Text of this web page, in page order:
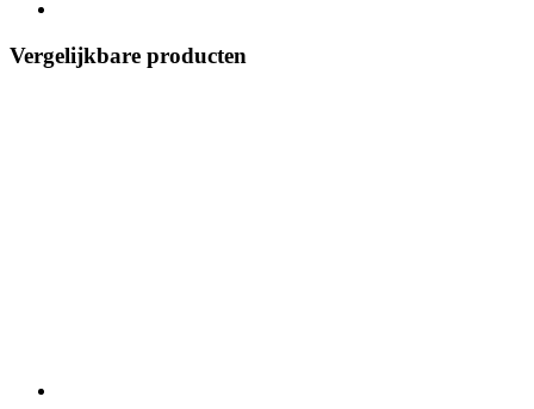
Vergelijkbare producten